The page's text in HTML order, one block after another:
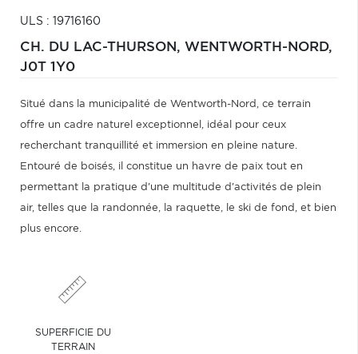
ULS : 19716160
CH. DU LAC-THURSON, WENTWORTH-NORD,
J0T 1Y0
Situé dans la municipalité de Wentworth-Nord, ce terrain
offre un cadre naturel exceptionnel, idéal pour ceux
recherchant tranquillité et immersion en pleine nature.
Entouré de boisés, il constitue un havre de paix tout en
permettant la pratique d'une multitude d'activités de plein
air, telles que la randonnée, la raquette, le ski de fond, et bien
plus encore.
SUPERFICIE DU
TERRAIN